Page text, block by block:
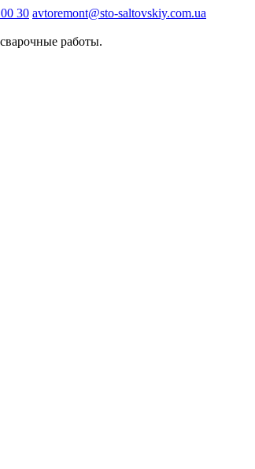
30 avtoremont@sto-saltovskiy.com.ua
работы.